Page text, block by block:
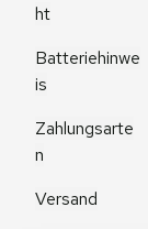
ht
Batteriehinwe
is
Zahlungsarte
n
Versand